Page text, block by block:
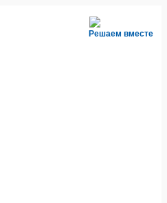
Решаем вместе